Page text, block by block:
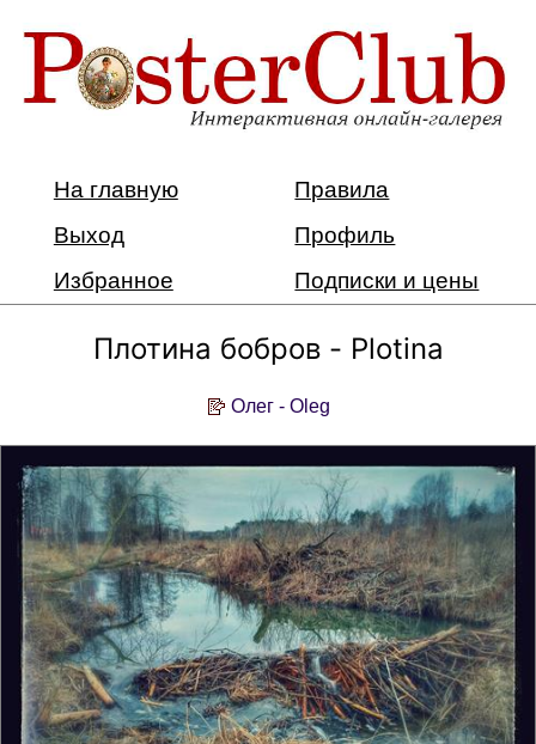
На главную
Правила
Выход
Профиль
Избранное
Подписки и цены
Плотина бобров - Plotina
Олег - Oleg